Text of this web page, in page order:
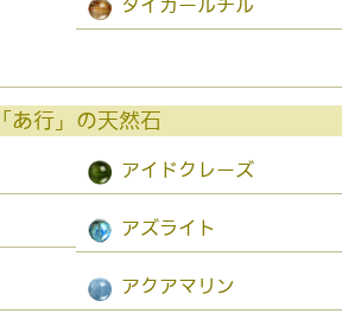
タイガールチル
「あ行」の天然石
アイドクレーズ
アズライト
アクアマリン